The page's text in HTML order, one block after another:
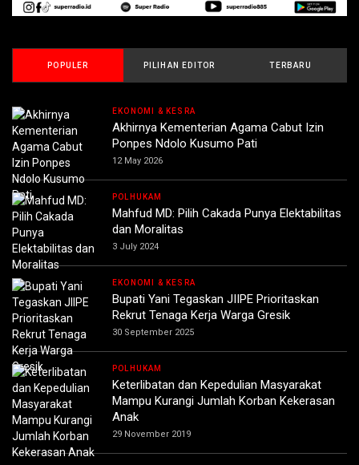
POPULER PILIHAN EDITOR TERBARU
EKONOMI & KESRA
Akhirnya Kementerian Agama Cabut Izin
Ponpes Ndolo Kusumo Pati
12 May 2026
POLHUKAM
Mahfud MD: Pilih Cakada Punya Elektabilitas
dan Moralitas
3 July 2024
EKONOMI & KESRA
Bupati Yani Tegaskan JIIPE Prioritaskan
Rekrut Tenaga Kerja Warga Gresik
30 September 2025
POLHUKAM
Keterlibatan dan Kepedulian Masyarakat
Mampu Kurangi Jumlah Korban Kekerasan
Anak
29 November 2019